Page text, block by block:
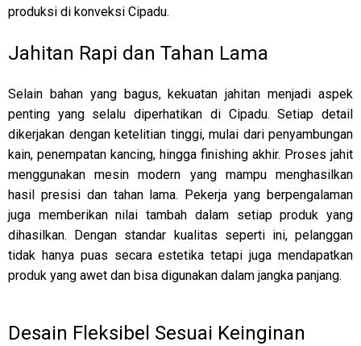
produksi di konveksi Cipadu.
Jahitan Rapi dan Tahan Lama
Selain bahan yang bagus, kekuatan jahitan menjadi aspek
penting yang selalu diperhatikan di Cipadu. Setiap detail
dikerjakan dengan ketelitian tinggi, mulai dari penyambungan
kain, penempatan kancing, hingga finishing akhir. Proses jahit
menggunakan mesin modern yang mampu menghasilkan
hasil presisi dan tahan lama. Pekerja yang berpengalaman
juga memberikan nilai tambah dalam setiap produk yang
dihasilkan. Dengan standar kualitas seperti ini, pelanggan
tidak hanya puas secara estetika tetapi juga mendapatkan
produk yang awet dan bisa digunakan dalam jangka panjang.
Desain Fleksibel Sesuai Keinginan